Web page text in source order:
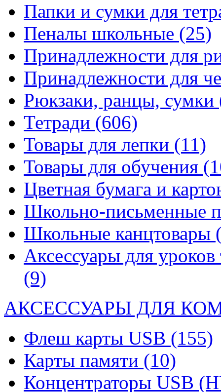
Папки и сумки для
Пеналы школьные (25)
Принадлежности для
Принадлежности для
Рюкзаки, ранцы, сумки
Тетради (606)
Товары для лепки (11)
Товары для обучения
Цветная бумага и
Школьно-письменные
Школьные канцтовары
Аксессуары для уроков
(9)
АКСЕССУАРЫ ДЛЯ
Флеш карты USB (155)
Карты памяти (10)
Концентраторы USB